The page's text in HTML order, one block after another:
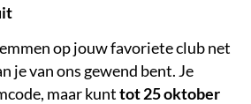
op jouw favoriete club net
je van ons gewend bent. Je
maar kunttot 25 oktober